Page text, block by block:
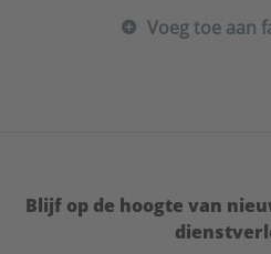
Voeg toe aan
Blijf op de hoogte van